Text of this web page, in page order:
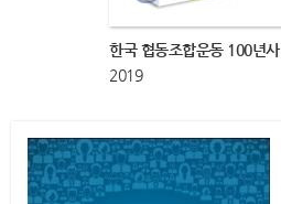
한국 협동조합운동 100년사
2019